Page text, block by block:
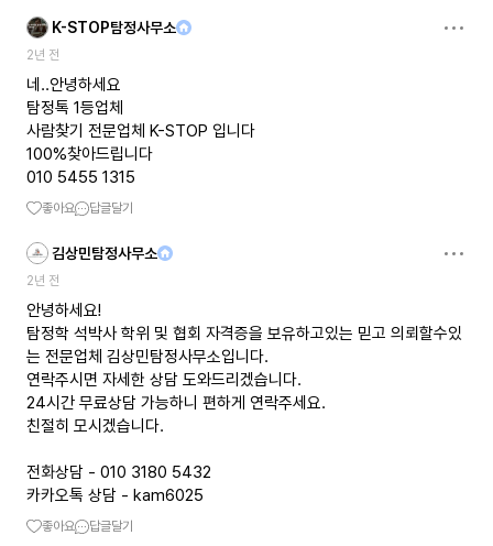
K-STOP탐정사무소
2년 전
네..안녕하세요
탐정톡 1등업체
사람찾기 전문업체 K-STOP 입니다
100%찾아드립니다
010 5455 1315
좋아요 답글달기
김상민탐정사무소
2년 전
안녕하세요!
탐정학 석박사 학위 및 협회 자격증을 보유하고있는 믿고 의뢰할수있
는 전문업체 김상민탐정사무소입니다.
연락주시면 자세한 상담 도와드리겠습니다.
24시간 무료상담 가능하니 편하게 연락주세요.
친절히 모시겠습니다.
전화상담 - 010 3180 5432
카카오톡 상담 - kam6025
좋아요 답글달기